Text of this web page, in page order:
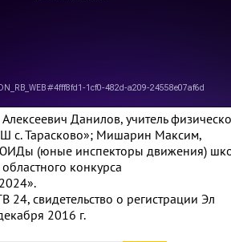
Данилов, учитель
с. Тарасково»; Мишарин Максим,
(юные инспекторы движения)
конкурса
свидетельство о регистрации Эл
2016 г.